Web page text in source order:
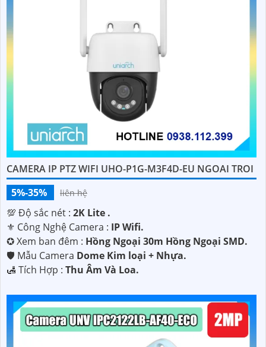
CAMERA IP PTZ WIFI UHO-P1G-M3F4D-EU NGOAI TROI
5%-35%
liên hệ
💯 Độ sắc nét : 2K Lite .
⚜️ Công Nghệ Camera : IP Wifi.
✪ Xem ban đêm : Hồng Ngoại 30m Hồng Ngoại SMD.
🛡 Mẫu Camera Dome Kim loại + Nhựa.
️🛃 Tích Hợp : Thu Âm Và Loa.